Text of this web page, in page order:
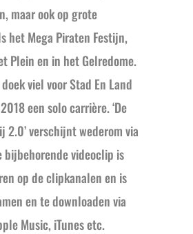
maar ook op grote
het Mega Piraten Festijn,
Plein en in het Gelredome.
viel voor Stad En Land
een solo carrière. ‘De
2.0’ verschijnt wederom via
bijbehorende videoclip is
op de clipkanalen en is
en te downloaden via
Music, iTunes etc.